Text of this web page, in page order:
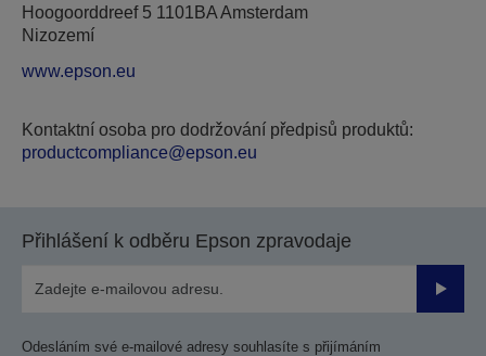
Hoogoorddreef 5 1101BA Amsterdam
Nizozemí
www.epson.eu
Kontaktní osoba pro dodržování předpisů produktů:
productcompliance@epson.eu
Přihlášení k odběru Epson zpravodaje
Odesláním své e-mailové adresy souhlasíte s přijímáním